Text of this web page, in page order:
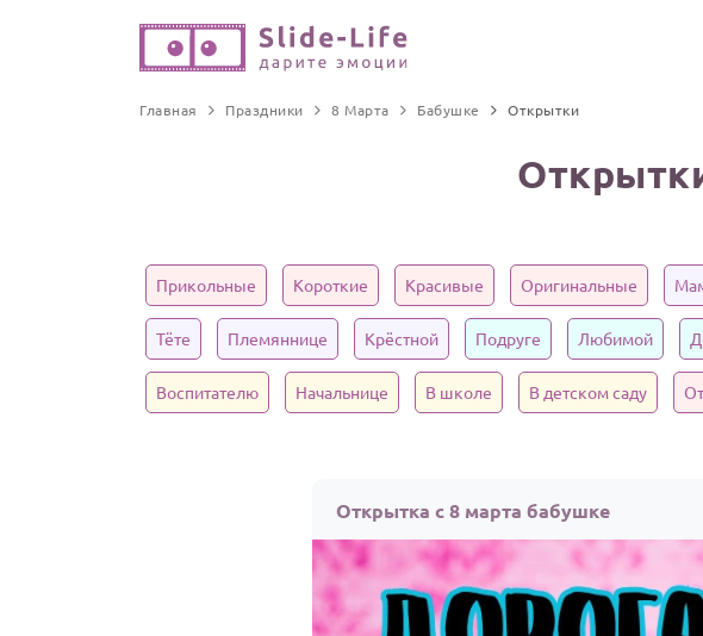
Главная Праздники 8 Марта Бабушке Открытки
Прикольные Короткие Красивые Оригинальные
Тёте Племяннице Крёстной Подруге Любимой
Воспитателю Начальнице В школе В детском саду
Открытка с 8 марта бабушке